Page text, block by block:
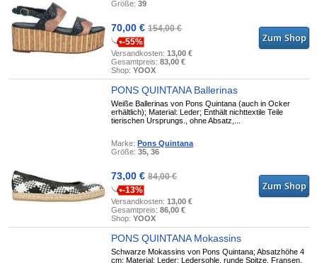
Größe:39
70,00 €154,00 €
-55%
Versandkosten:13,00 €
Gesamtpreis:83,00 €
Shop:YOOX
PONS QUINTANA Ballerinas
Weiße Ballerinas von Pons Quintana (auch in Ocker
erhältlich); Material: Leder; Enthält nichttextile Teile
tierischen Ursprungs., ohne Absatz,...
Marke:Pons Quintana
Größe:35, 36
73,00 €84,00 €
-13%
Versandkosten:13,00 €
Gesamtpreis:86,00 €
Shop:YOOX
PONS QUINTANA Mokassins
Schwarze Mokassins von Pons Quintana; Absatzhöhe 4
cm; Material: Leder; Ledersohle, runde Spitze, Fransen,